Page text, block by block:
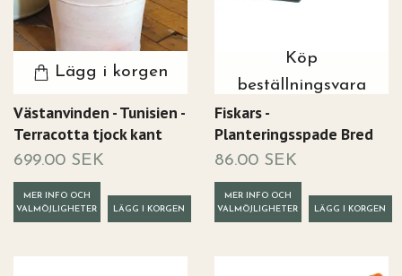
Lägg i korgen
Västanvinden - Tunisien -
Terracotta tjock kant
699.00 SEK
MER INFO OCH
VALMÖJLIGHETER
Köp
beställningsvara
Fiskars -
Planteringsspade Bred
86.00 SEK
MER INFO OCH
VALMÖJLIGHETER